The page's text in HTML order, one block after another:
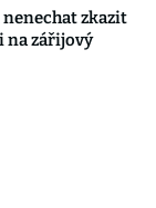
nenechat zkazit
na zářijový